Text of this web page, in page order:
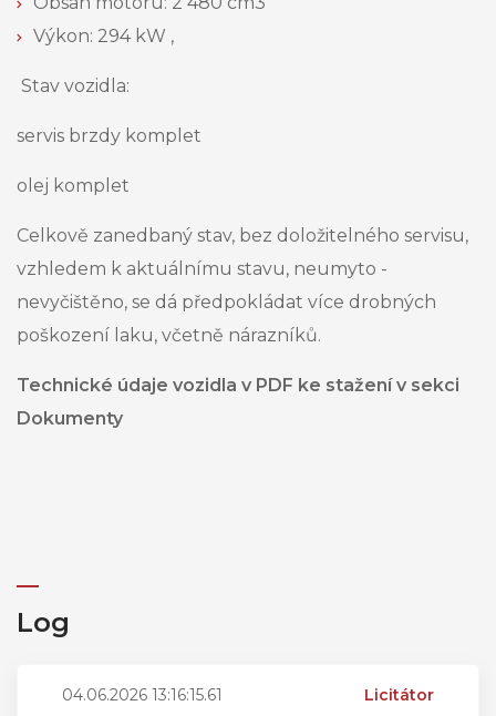
Výkon: 294 kW ,
Stav vozidla:
servis brzdy komplet
olej komplet
Celkově zanedbaný stav, bez doložitelného servisu,
vzhledem k aktuálnímu stavu, neumyto -
nevyčištěno, se dá předpokládat více drobných
poškození laku, včetně nárazníků.
Technické údaje vozidla v PDF ke stažení v sekci
Dokumenty
Log
04.06.2026 13:16:15.61 Licitátor